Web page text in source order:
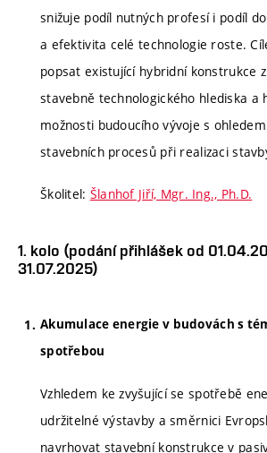
snižuje podíl nutných profesí i podíl
a efektivita celé technologie roste.
popsat existující hybridní konstrukce
stavebně technologického hlediska a
možnosti budoucího vývoje s
stavebních procesů při realizaci
Školitel: Šlanhof Jiří, Mgr. Ing., Ph.D.
1. kolo (podání přihlášek od
31.07.2025)
Akumulace energie v budovách s
spotřebou
Vzhledem ke zvyšující se spotřebě
udržitelné výstavby a směrnici
navrhovat stavební konstrukce v